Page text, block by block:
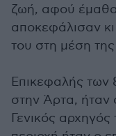
ζωή, αφού
αποκεφάλισαν
του στη μέση
Επικεφαλής των
στην Άρτα, ήταν
Γενικός